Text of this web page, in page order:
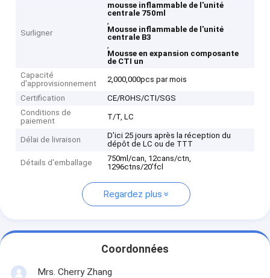
Surligner
mousse inflammable de l'unité
centrale 750ml
,
Mousse inflammable de l'unité
centrale B3
,
Mousse en expansion composante
de CTI un
Capacité
d'approvisionnement
2,000,000pcs par mois
Certification
CE/ROHS/CTI/SGS
Conditions de
paiement
T/T, LC
Délai de livraison
D'ici 25 jours après la réception du
dépôt de LC ou de TTT
Détails d'emballage
750ml/can, 12cans/ctn,
1296ctns/20'fcl
Regardez plus
Coordonnées
Mrs. Cherry Zhang